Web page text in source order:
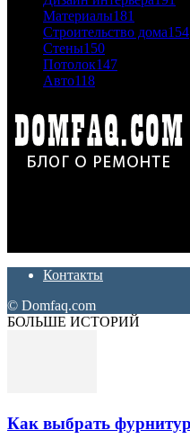
Материалы181
Строительство дома154
Стены150
Потолок147
Авто118
Контакты
© Domfaq.com
БОЛЬШЕ ИСТОРИЙ
Как выбрать